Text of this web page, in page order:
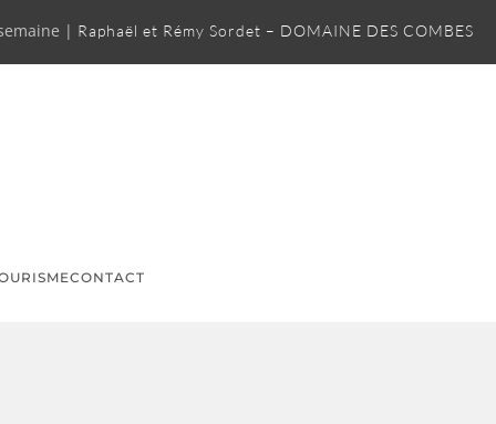
| Raphaël et Rémy Sordet – DOMAINE DES COMBES
CONTACT